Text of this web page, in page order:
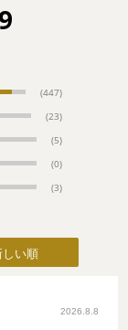
る天才！オー
いっぱい。さ
更・返品はお受
(447)
(23)
(5)
(0)
(3)
い順
2026.8.8